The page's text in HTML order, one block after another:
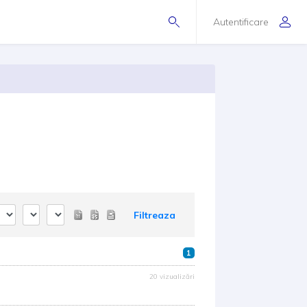
Autentificare
Filtreaza
1
20 vizualizări